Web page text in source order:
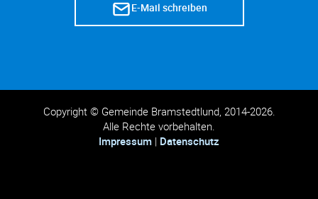
E-Mail schreiben
Copyright © Gemeinde Bramstedtlund, 2014-2026.
Alle Rechte vorbehalten.
Impressum | Datenschutz